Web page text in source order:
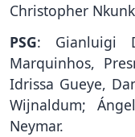
Christopher
PSG: Gianluigi
Marquinhos,
Idrissa Gueye,
Wijnaldum;
Neymar.